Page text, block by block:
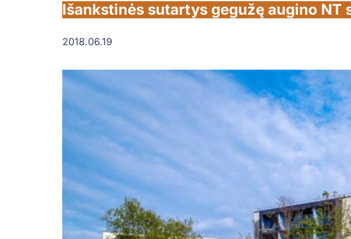
Išankstinės sutartys gegužę augino NT
2018.06.19